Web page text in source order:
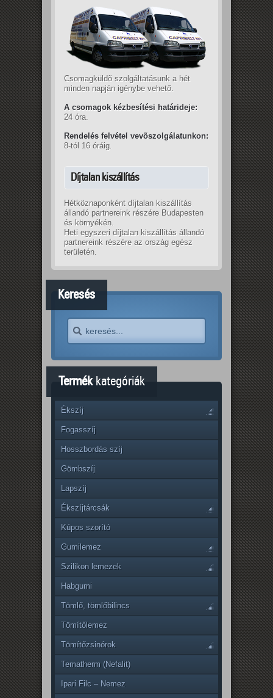
Csomagküldõ szolgáltatásunk a hét
minden napján igénybe vehető.
A csomagok kézbesítési határideje:
24 óra.
Rendelés felvétel vevõszolgálatunkon:
8-tól 16 óráig.
Díjtalan kiszállítás
Hétköznaponként díjtalan kiszállítás
állandó partnereink részére Budapesten
és környékén.
Heti egyszeri díjtalan kiszállítás állandó
partnereink részére az ország egész
területén.
Keresés
Termékkategóriák
Ékszíj
Fogasszíj
Hosszbordás szíj
Gömbszíj
Lapszíj
Ékszíjtárcsák
Kúpos szorító
Gumilemez
Szilikon lemezek
Habgumi
Tömlő, tömlőbilincs
Tömítőlemez
Tömítőzsinórok
Tematherm (Nefalit)
Ipari Filc – Nemez